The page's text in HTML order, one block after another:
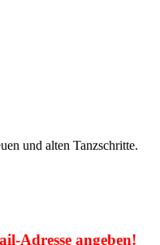
und alten Tanzschritte.
Adresse angeben!